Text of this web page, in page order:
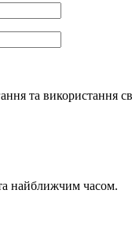
та використання
найближчим часом.